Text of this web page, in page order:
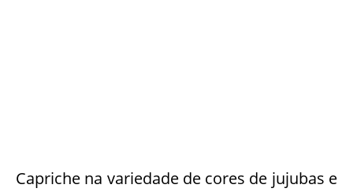
Capriche na variedade de cores de jujubas e